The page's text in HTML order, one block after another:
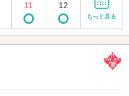
11 12
もっと見る